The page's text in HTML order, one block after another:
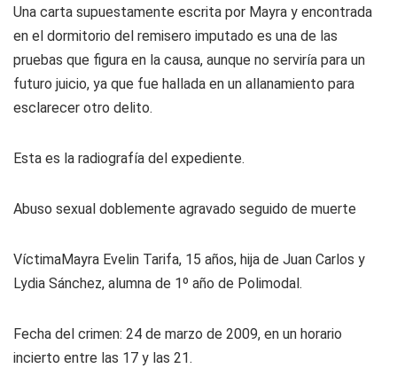
Una carta supuestamente escrita por Mayra y encontrada
en el dormitorio del remisero imputado es una de las
pruebas que figura en la causa, aunque no serviría para un
futuro juicio, ya que fue hallada en un allanamiento para
esclarecer otro delito.
Esta es la radiografía del expediente.
Abuso sexual doblemente agravado seguido de muerte
VíctimaMayra Evelin Tarifa, 15 años, hija de Juan Carlos y
Lydia Sánchez, alumna de 1º año de Polimodal.
Fecha del crimen: 24 de marzo de 2009, en un horario
incierto entre las 17 y las 21.